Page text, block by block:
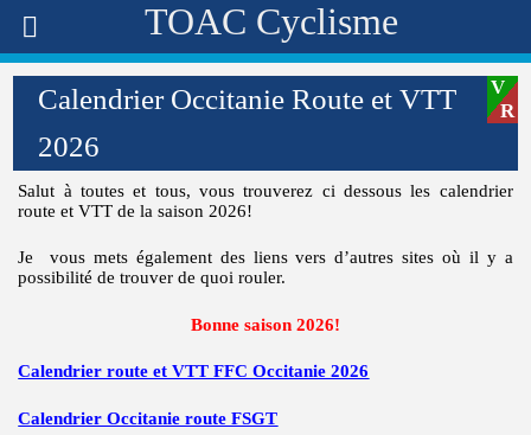
TOAC Cyclisme
Calendrier Occitanie Route et VTT
2026
Salut à toutes et tous, vous trouverez ci dessous les calendrier
route et VTT de la saison 2026!
Je vous mets également des liens vers d’autres sites où il y a
possibilité de trouver de quoi rouler.
Bonne saison 2026!
Calendrier route et VTT FFC Occitanie 2026
Calendrier Occitanie route FSGT